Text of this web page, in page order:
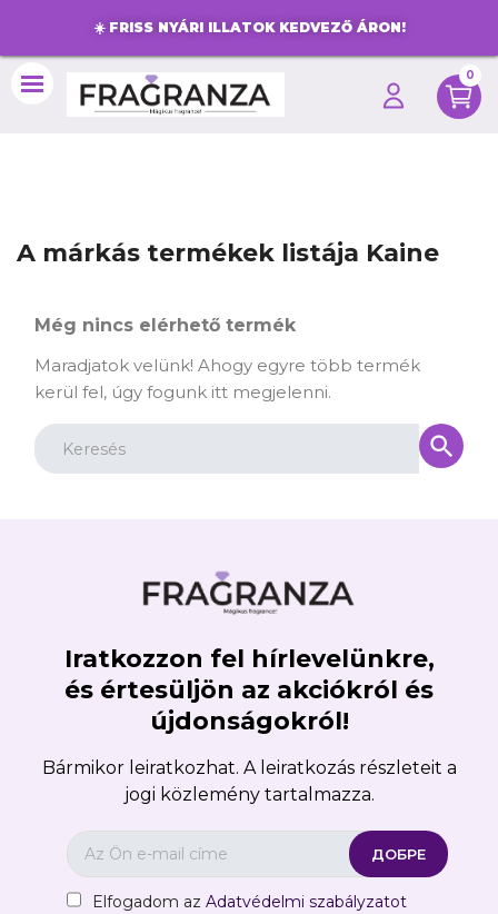
☀️ FRISS NYÁRI ILLATOK KEDVEZŐ ÁRON!
0
A márkás termékek listája Kaine
Még nincs elérhető termék
Maradjatok velünk! Ahogy egyre több termék
kerül fel, úgy fogunk itt megjelenni.
search
Iratkozzon fel hírlevelünkre,
és értesüljön az akciókról és
újdonságokról!
Bármikor leiratkozhat. A leiratkozás részleteit a
jogi közlemény tartalmazza.
Elfogadom az Adatvédelmi szabályzatot
Create wishlist ×
Wishlist name
Create wishlist